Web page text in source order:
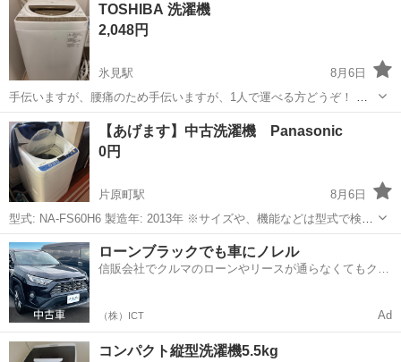
TOSHIBA 洗濯機
2,048円
氷見駅
8月6日
手伝いますが、腰痛のため手伝いますが、1人で運べる方どうぞ！ 不
具合等なく使えています。 使用に伴う小傷等はあります。 ◯おしゃれ
着モード搭載 今回大型のものに買い替えるため出品します。 自宅まで
取りに来てくださーい。...
富山 氷見市 氷見駅 生活家電
【あげます】中古洗濯機 Panasonic
0円
片原町駅
8月6日
型式: NA-FS60H6 製造年: 2013年 ※サイズや、機能などは型式で検索
していただけたら、わかると思います！ 【商品の状態について】 ・1
ヶ月ほど前まで使用していました。見た目は意外とキレイです。 ...
富山 高岡市 片原町駅 生活家電
ローンブラックでも車にノレル
信販会社でクルマのローンやリースが通らなくてもクル
（株）ICT Ad
コンパクト縦型洗濯機5.5kg